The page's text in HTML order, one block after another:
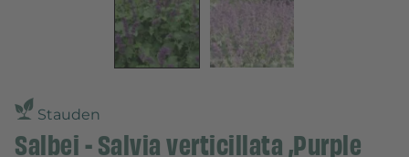
Stauden
Salbei - Salvia verticillata ‚Purple